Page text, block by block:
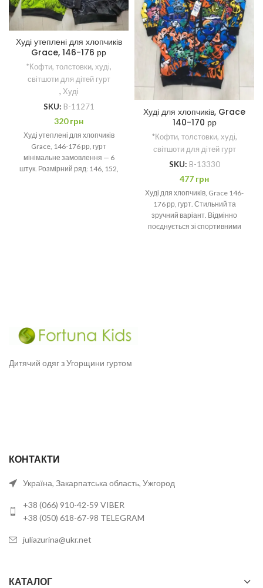
Худі утеплені для хлопчиків
Grace, 146-176 рр
*Кофти, толстовки, худі,
світшоти для дітей гурт
, Худі
SKU: B-11271
320грн
Худі утеплені для хлопчиків
Grace, 146-176 рр, гурт
мінімальне замовлення — 6
штук. Розмірний ряд: 146, 152,
Худі для хлопчиків, Grace
140-170 рр
*Кофти, толстовки, худі,
світшоти для дітей гурт
SKU: B-13330
477 грн
Худі для хлопчиків, Grace 146-
176 рр, гурт. Стильний та
зручний варіант. Відмінно
поєднується зі спортивними
Дитячий одяг з Угорщини гуртом
КОНТАКТИ
Україна, Закарпатська область, Ужгород
+38 (066) 910-42-59 VIBER
+38 (050) 618-67-98 TELEGRAM
juliazurina@ukr.net
КАТАЛОГ